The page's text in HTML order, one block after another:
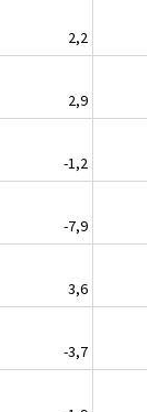
2,2
2,9
-1,2
-7,9
3,6
-3,7